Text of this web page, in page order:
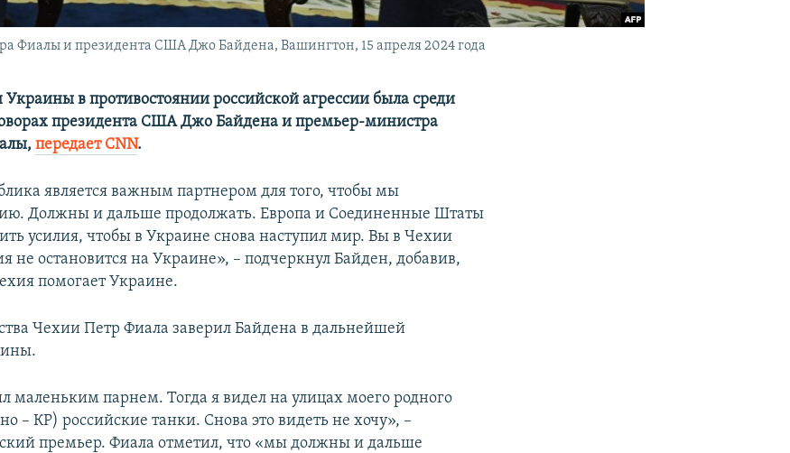
Фиалы и президента США Джо Байдена, Вашингтон, 15 апреля 2024 года
в противостоянии российской агрессии была среди
президента США Джо Байдена и премьер-министра
передает CNN.
является важным партнером для того, чтобы мы
Должны и дальше продолжать. Европа и Соединенные Штаты
усилия, чтобы в Украине снова наступил мир. Вы в Чехии
не остановится на Украине», – подчеркнул Байден, добавив,
помогает Украине.
Чехии Петр Фиала заверил Байдена в дальнейшей
маленьким парнем. Тогда я видел на улицах моего родного
– КР) российские танки. Снова это видеть не хочу», –
премьер. Фиала отметил, что «мы должны и дальше